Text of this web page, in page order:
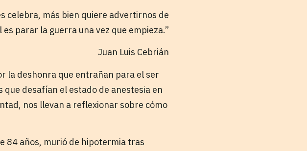
celebra, más bien quiere advertirnos de
es parar la guerra una vez que empieza.”
Juan Luis Cebrián
la deshonra que entrañan para el ser
desafían el estado de anestesia en
nos llevan a reflexionar sobre cómo
84 años, murió de hipotermia tras